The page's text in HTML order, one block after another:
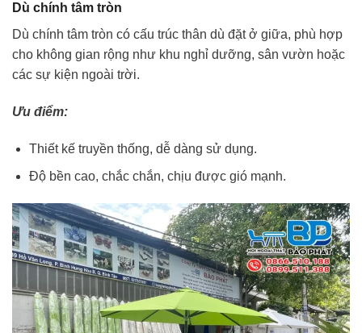
Dù chính tâm tròn
Dù chính tâm tròn có cấu trúc thân dù đặt ở giữa, phù hợp
cho không gian rộng như khu nghỉ dưỡng, sân vườn hoặc
các sự kiện ngoài trời.
Ưu điểm:
Thiết kế truyền thống, dễ dàng sử dụng.
Độ bền cao, chắc chắn, chịu được gió mạnh.